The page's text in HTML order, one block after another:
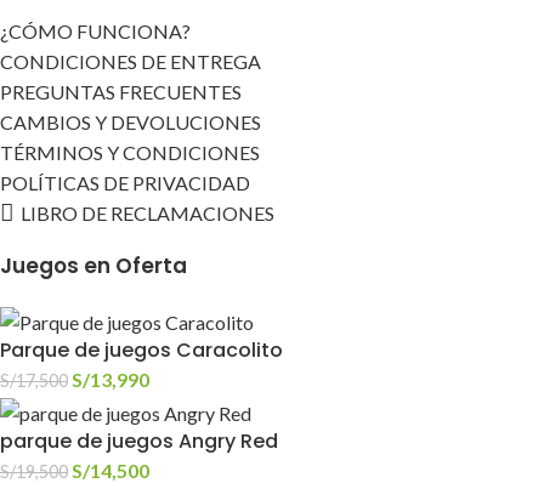
¿CÓMO FUNCIONA?
CONDICIONES DE ENTREGA
PREGUNTAS FRECUENTES
CAMBIOS Y DEVOLUCIONES
TÉRMINOS Y CONDICIONES
POLÍTICAS DE PRIVACIDAD
LIBRO DE RECLAMACIONES
Juegos en Oferta
Parque de juegos Caracolito
S/17,500S/13,990
parque de juegos Angry Red
S/19,500 S/14,500